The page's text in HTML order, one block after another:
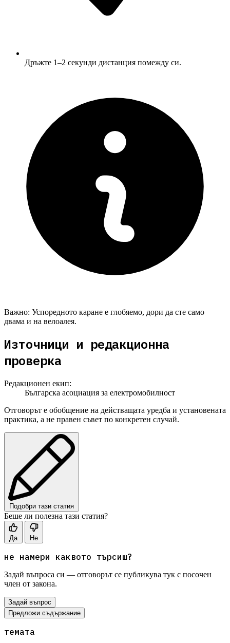
Дръжте 1–2 секунди дистанция помежду си.
Важно: Успоредното каране е глобяемо, дори да сте само
двама и на велоалея.
Източници и редакционна
проверка
Редакционен екип:
Българска асоциация за електромобилност
Отговорът е обобщение на действащата уредба и установената
практика, а не правен съвет по конкретен случай.
Подобри тази статия
Беше ли полезна тази статия?
Да Не
не намери каквото търсиш?
Задай въпроса си — отговорът се публикува тук с посочен
член от закона.
Задай въпрос
Предложи съдържание
темата